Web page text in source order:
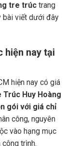
tre trúc trang
bài viết dưới đây
hiện nay tại
hiện nay có giá
Trúc Huy Hoàng
gói với giá chỉ
công, nguyên
vào hạng mục
trình.